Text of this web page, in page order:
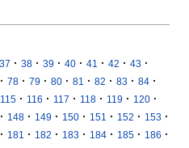
37 · 38 · 39 · 40 · 41 · 42 · 43 ·
· 78 · 79 · 80 · 81 · 82 · 83 · 84 ·
115 · 116 · 117 · 118 · 119 · 120 ·
· 148 · 149 · 150 · 151 · 152 · 153 ·
· 181 · 182 · 183 · 184 · 185 · 186 ·